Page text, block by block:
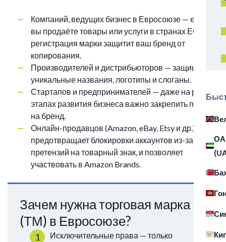
Компаний, ведущих бизнес в Евросоюзе — если
вы продаёте товары или услуги в странах ЕС,
регистрация марки защитит ваш бренд от
копирования.
Производителей и дистрибьюторов — защищает
уникальные названия, логотипы и слоганы.
Стартапов и предпринимателей — даже на ранних
этапах развития бизнеса важно закрепить права
на бренд.
Онлайн-продавцов (Amazon, eBay, Etsy и др.) —
предотвращает блокировки аккаунтов из-за
претензий на товарный знак, и позволяет
участвовать в Amazon Brands.
Зачем нужна торговая марка
(ТМ) в Евросоюзе?
Исключительные права — только